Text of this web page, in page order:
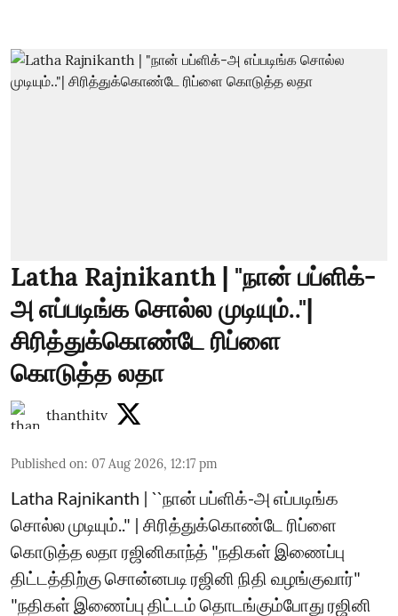
Latha Rajnikanth | "நான் பப்ளிக்-
அ எப்படிங்க சொல்ல முடியும்.."|
சிரித்துக்கொண்டே ரிப்ளை
கொடுத்த லதா
thanthitv
Published on: 07 Aug 2026, 12:17 pm
Latha Rajnikanth | ``நான் பப்ளிக்-அ எப்படிங்க
சொல்ல முடியும்.." | சிரித்துக்கொண்டே ரிப்ளை
கொடுத்த லதா ரஜினிகாந்த் "நதிகள் இணைப்பு
திட்டத்திற்கு சொன்னபடி ரஜினி நிதி வழங்குவார்"
"நதிகள் இணைப்பு திட்டம் தொடங்கும்போது ரஜினி